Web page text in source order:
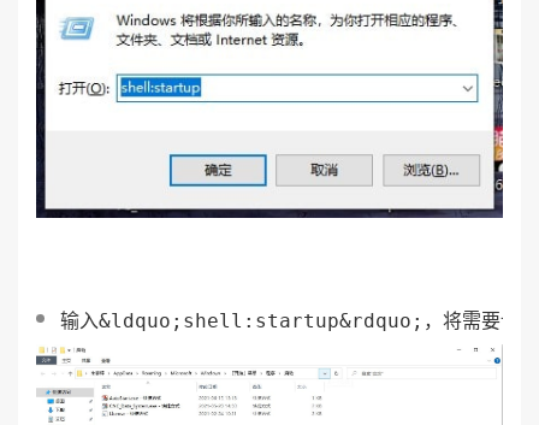
输入&ldquo;shell:startup&rdquo;，将需要设置为